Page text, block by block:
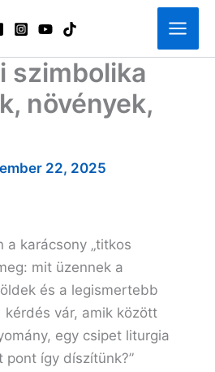
szimbolika
növények,
22, 2025
a karácsony „titkos
mit üzennek a
és a legismertebb
kérdés vár, amik között
egy csipet liturgia
pont így díszítünk?”